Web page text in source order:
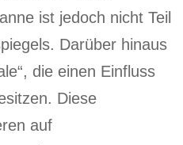
ist jedoch nicht Teil
Darüber hinaus
die einen Einfluss
Diese
auf